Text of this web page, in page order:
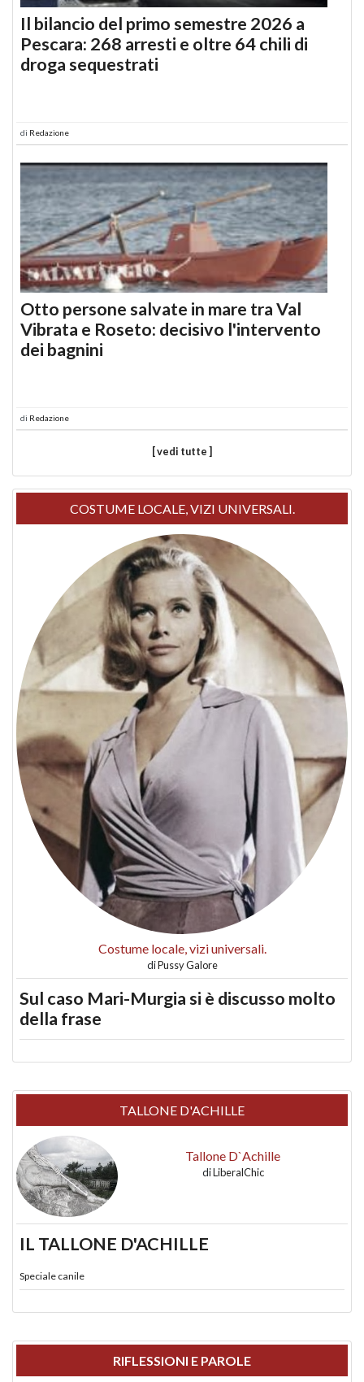
Il bilancio del primo semestre 2026 a
Pescara: 268 arresti e oltre 64 chili di
droga sequestrati
di Redazione
Otto persone salvate in mare tra Val
Vibrata e Roseto: decisivo l'intervento
dei bagnini
di Redazione
[ vedi tutte ]
COSTUME LOCALE, VIZI UNIVERSALI.
Costume locale, vizi universali.
diPussy Galore
Sul caso Mari-Murgia si è discusso molto
della frase
TALLONE D'ACHILLE
Tallone D`Achille
diLiberalChic
IL TALLONE D'ACHILLE
Speciale canile
RIFLESSIONI E PAROLE